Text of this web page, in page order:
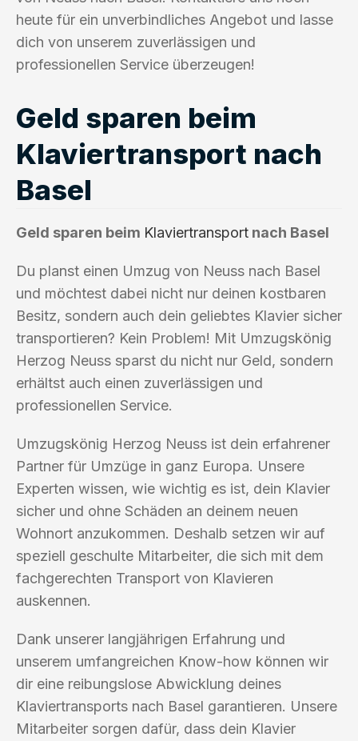
heute für ein unverbindliches Angebot und lasse
dich von unserem zuverlässigen und
professionellen Service überzeugen!
Geld sparen beim
Klaviertransport nach
Basel
Geld sparen beim Klaviertransport nach Basel
Du planst einen Umzug von Neuss nach Basel
und möchtest dabei nicht nur deinen kostbaren
Besitz, sondern auch dein geliebtes Klavier sicher
transportieren? Kein Problem! Mit Umzugskönig
Herzog Neuss sparst du nicht nur Geld, sondern
erhältst auch einen zuverlässigen und
professionellen Service.
Umzugskönig Herzog Neuss ist dein erfahrener
Partner für Umzüge in ganz Europa. Unsere
Experten wissen, wie wichtig es ist, dein Klavier
sicher und ohne Schäden an deinem neuen
Wohnort anzukommen. Deshalb setzen wir auf
speziell geschulte Mitarbeiter, die sich mit dem
fachgerechten Transport von Klavieren
auskennen.
Dank unserer langjährigen Erfahrung und
unserem umfangreichen Know-how können wir
dir eine reibungslose Abwicklung deines
Klaviertransports nach Basel garantieren. Unsere
Mitarbeiter sorgen dafür, dass dein Klavier